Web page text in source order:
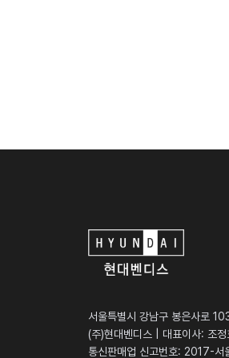
서울특별시 강남구 봉은사로
(주)현대벤디스 | 대표이사: 조
통신판매업 신고번호: 2017-